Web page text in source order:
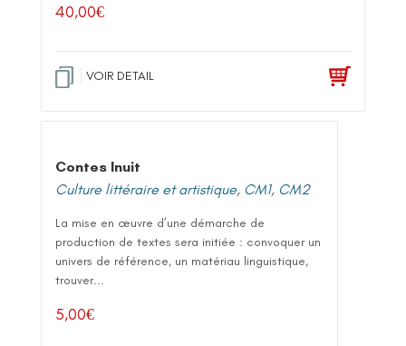
40,00€
VOIR DETAIL
Contes Inuit
Culture littéraire et artistique, CM1, CM2
La mise en œuvre d’une démarche de
production de textes sera initiée : convoquer un
univers de référence, un matériau linguistique,
trouver...
5,00€